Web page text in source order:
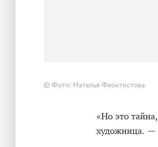
© Фото: Наталья Феоктистова
«Но это
художница. —